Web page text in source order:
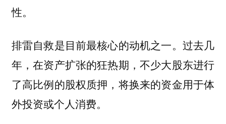
性。
排雷自救是目前最核心的动机之一。过去几
年，在资产扩张的狂热期，不少大股东进行
了高比例的股权质押，将换来的资金用于体
外投资或个人消费。